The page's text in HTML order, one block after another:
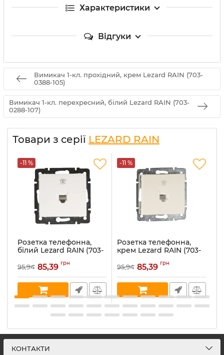
Характеристики
Відгуки
Вимикач 1-кл. прохідний, крем Lezard RAIN (703-
0388-105)
Вимикач 1-кл. перехресний, білий Lezard RAIN (703-
0288-107)
Товари з серії LEZARD RAIN
-11 %
Розетка телефонна,
білий Lezard RAIN (703-
Артикул:703-0288-137
В наявності:2
95,94 85,39 грн
-11 %
Розетка телефонна,
крем Lezard RAIN (703-
Артикул:703-0388-137
В наявності:3
95,94 85,39 грн
КОНТАКТИ